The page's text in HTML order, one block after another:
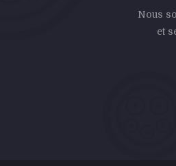
Nous
et